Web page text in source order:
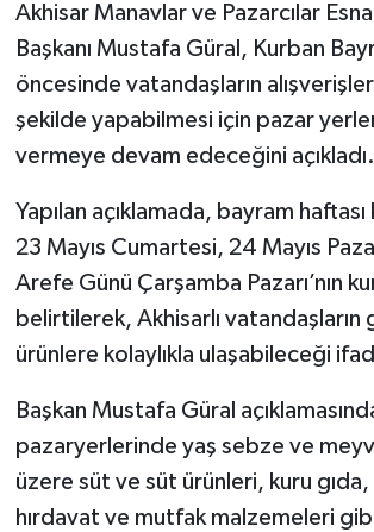
Akhisar Manavlar ve Pazarcılar
Başkanı Mustafa Güral, Kurban
öncesinde vatandaşların
şekilde yapabilmesi için pazar
vermeye devam edeceğini açıkladı.
Yapılan açıklamada, bayram haftası
23 Mayıs Cumartesi, 24 Mayıs
Arefe Günü Çarşamba Pazarı’nın
belirtilerek, Akhisarlı vatandaşların
ürünlere kolaylıkla ulaşabileceği
Başkan Mustafa Güral
pazaryerlerinde yaş sebze ve
üzere süt ve süt ürünleri, kuru
hırdavat ve mutfak malzemeleri
Akhisar Emlak
Ülke